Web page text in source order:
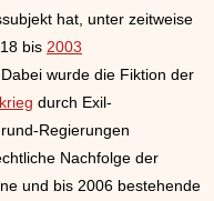
hat, unter zeitweise
bis 2003
wurde die Fiktion der
durch Exil-
Regierungen
Nachfolge der
und bis 2006 bestehende